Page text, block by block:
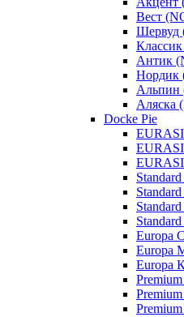
Вест
Шервуд
Антик
Нордик
Альпин
Аляска
Docke Pie
Europa
Europa
Europa